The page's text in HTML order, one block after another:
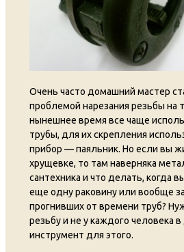
Очень часто домашний мастер
проблемой нарезания резьбы на
нынешнее время все чаще
трубы, для их скрепления
прибор — паяльник. Но если вы
хрущевке, то там наверняка
сантехника и что делать, когда
еще одну раковину или вообще
прогнивших от времени труб?
резьбу и не у каждого человека
инструмент для этого.